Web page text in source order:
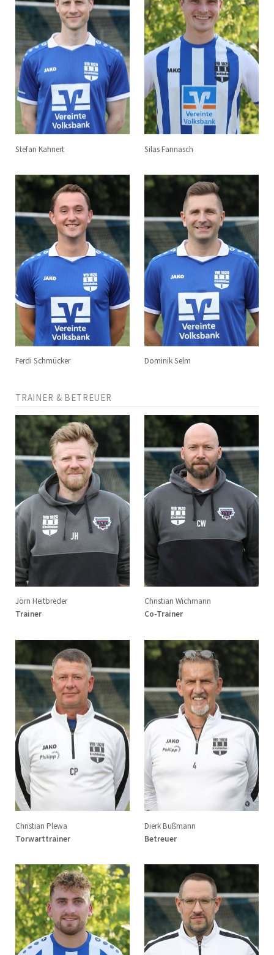
Stefan Kahnert Silas Fannasch
Ferdi Schmücker Dominik Selm
TRAINER & BETREUER
Jörn Heitbreder
Trainer
Christian Wichmann
Co-Trainer
Christian Plewa
Torwarttrainer
Dierk Bußmann
Betreuer